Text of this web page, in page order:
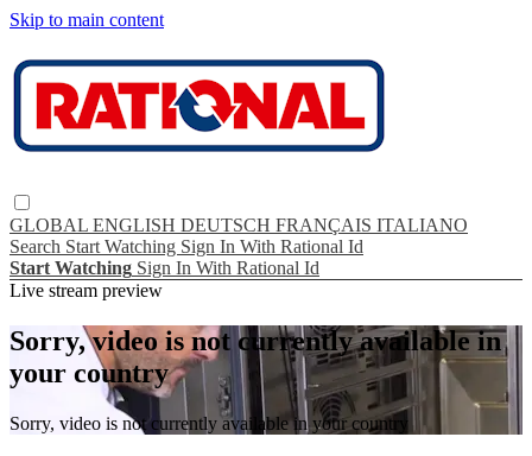
Skip to main content
GLOBAL ENGLISH DEUTSCH FRANÇAIS ITALIANO
Search Start Watching Sign In With Rational Id
Start Watching Sign In With Rational Id
Live stream preview
Sorry, video is not currently available in
your country
Sorry, video is not currently available in your country